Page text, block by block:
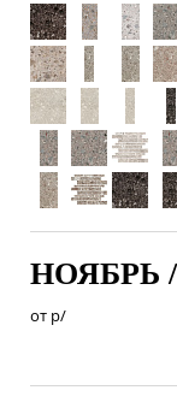
НОЯБРЬ /
от р/